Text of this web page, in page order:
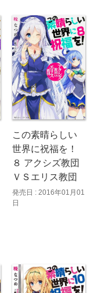
この素晴らしい
世界に祝福を！
８ アクシズ教団
ＶＳエリス教団
発売日 : 2016年01月01
日